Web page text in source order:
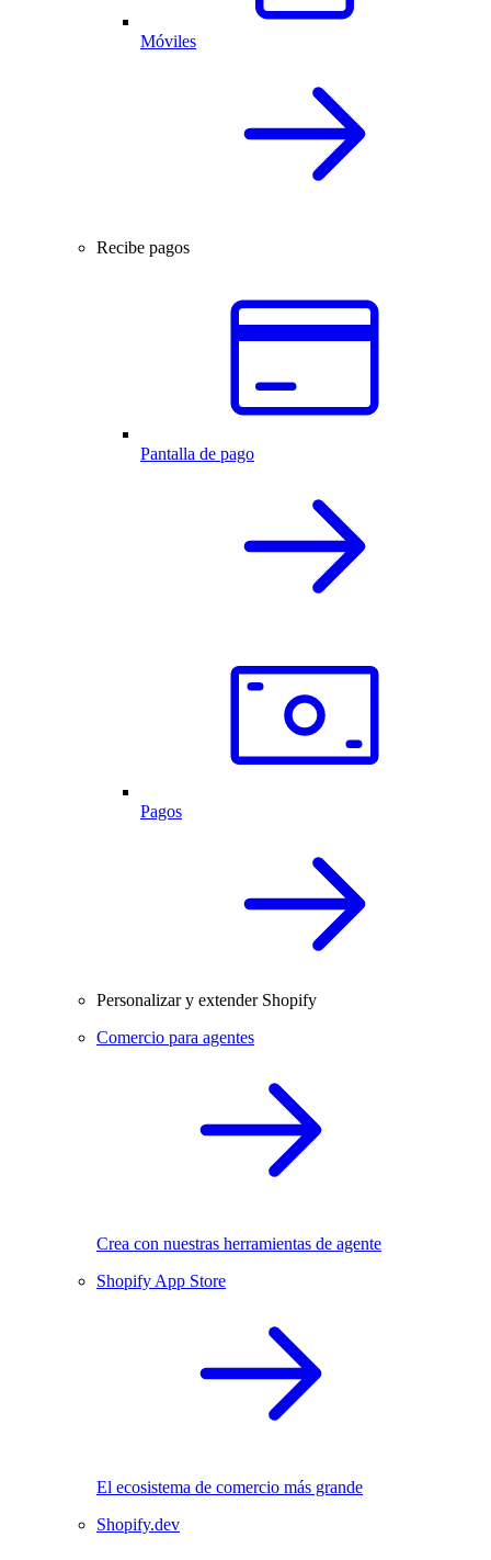
Móviles
Recibe pagos
Pantalla de pago
Pagos
Personalizar y extender Shopify
Comercio para agentes
Crea con nuestras herramientas de agente
Shopify App Store
El ecosistema de comercio más grande
Shopify.dev